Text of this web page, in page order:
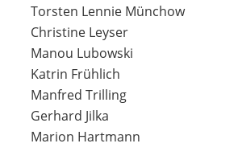
Torsten Lennie Münchow
Christine Leyser
Manou Lubowski
Katrin Frühlich
Manfred Trilling
Gerhard Jilka
Marion Hartmann